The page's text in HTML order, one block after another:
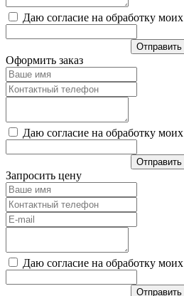
Даю согласие на обработку моих
Оформить заказ
Даю согласие на обработку моих
Запросить цену
Даю согласие на обработку моих